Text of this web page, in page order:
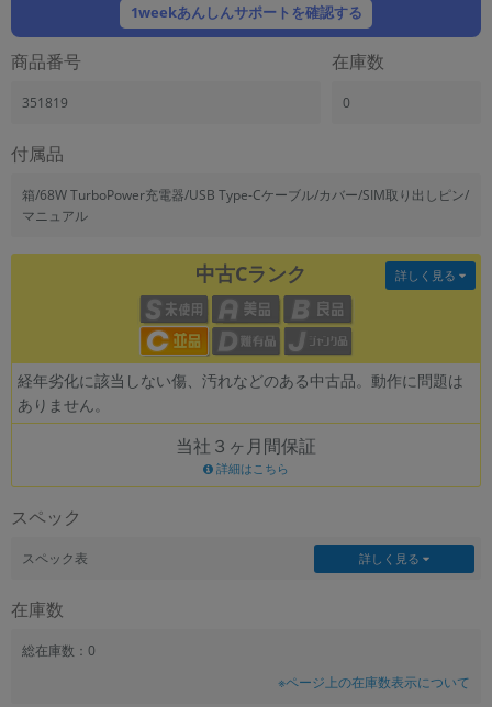
1weekあんしんサポートを確認する
商品番号
351819
在庫数
0
付属品
箱/68W TurboPower充電器/USB Type-Cケーブル/カバー/SIM取り出しピン/
マニュアル
中古Cランク
経年劣化に該当しない傷、汚れなどのある中古品。動作に問題は
ありません。
詳しく見る
当社３ヶ月間保証
詳細はこちら
スペック
スペック表 詳しく見る
在庫数
総在庫数：0
※ページ上の在庫数表示について
商品の搭載機能による絞り込み
ドライブ
ドライブの絞り込み
ランク
商品状態の絞り込み
CPU
~